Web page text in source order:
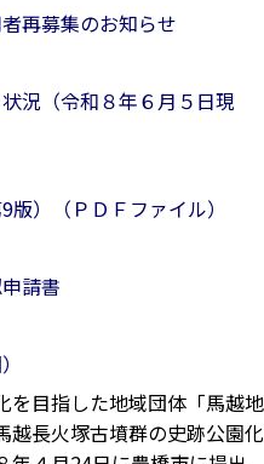
再募集のお知らせ
況（令和８年６月５日現
）（ＰＤＦファイル）
請書
を目指した地域団体「馬越地
越長火塚古墳群の史跡公園化